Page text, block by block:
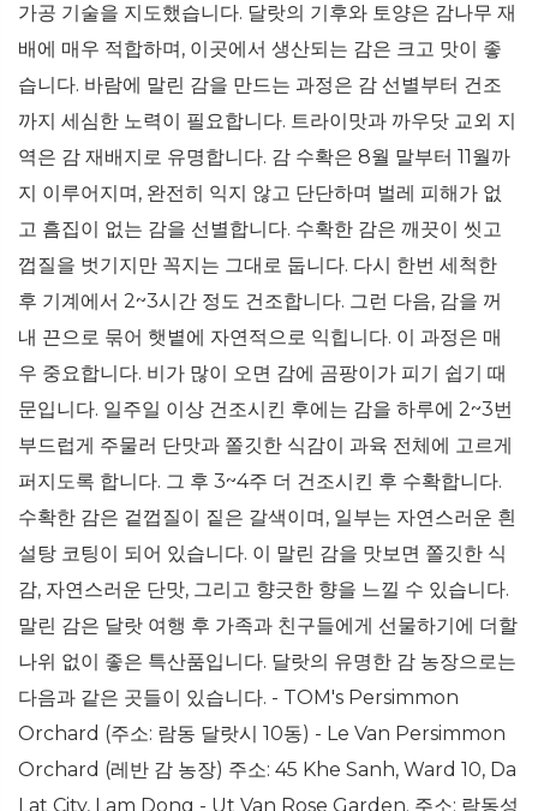
가공 기술을 지도했습니다. 달랏의 기후와 토양은 감나무 재
배에 매우 적합하며, 이곳에서 생산되는 감은 크고 맛이 좋
습니다. 바람에 말린 감을 만드는 과정은 감 선별부터 건조
까지 세심한 노력이 필요합니다. 트라이맛과 까우닷 교외 지
역은 감 재배지로 유명합니다. 감 수확은 8월 말부터 11월까
지 이루어지며, 완전히 익지 않고 단단하며 벌레 피해가 없
고 흠집이 없는 감을 선별합니다. 수확한 감은 깨끗이 씻고
껍질을 벗기지만 꼭지는 그대로 둡니다. 다시 한번 세척한
후 기계에서 2~3시간 정도 건조합니다. 그런 다음, 감을 꺼
내 끈으로 묶어 햇볕에 자연적으로 익힙니다. 이 과정은 매
우 중요합니다. 비가 많이 오면 감에 곰팡이가 피기 쉽기 때
문입니다. 일주일 이상 건조시킨 후에는 감을 하루에 2~3번
부드럽게 주물러 단맛과 쫄깃한 식감이 과육 전체에 고르게
퍼지도록 합니다. 그 후 3~4주 더 건조시킨 후 수확합니다.
수확한 감은 겉껍질이 짙은 갈색이며, 일부는 자연스러운 흰
설탕 코팅이 되어 있습니다. 이 말린 감을 맛보면 쫄깃한 식
감, 자연스러운 단맛, 그리고 향긋한 향을 느낄 수 있습니다.
말린 감은 달랏 여행 후 가족과 친구들에게 선물하기에 더할
나위 없이 좋은 특산품입니다. 달랏의 유명한 감 농장으로는
다음과 같은 곳들이 있습니다. - TOM's Persimmon
Orchard (주소: 람동 달랏시 10동) - Le Van Persimmon
Orchard (레반 감 농장) 주소: 45 Khe Sanh, Ward 10, Da
Lat City, Lam Dong - Ut Van Rose Garden. 주소: 람동성